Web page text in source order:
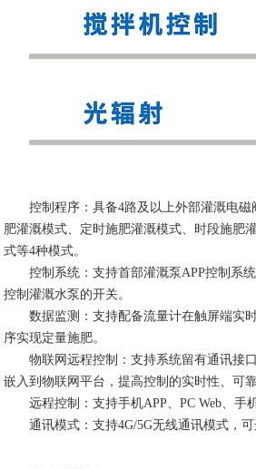
控制程序：具备4路及以上外部灌溉电
肥灌溉模式、定时施肥灌溉模式、时段施肥
式等4种模式。
控制系统：支持首部灌溉泵APP控制系
控制灌溉水泵的开关。
数据监测：支持配备流量计在触屏端实
序实现定量施肥。
物联网远程控制：支持系统留有通讯接
嵌入到物联网平台，提高控制的实时性、可
远程控制：支持手机APP、PC Web、手
通讯模式：支持4G/5G无线通讯模式，可